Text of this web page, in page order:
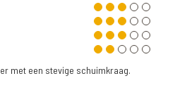
met een stevige schuimkraag.